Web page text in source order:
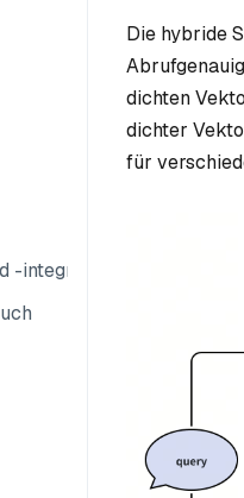
-integration
Die hybride
dichten
dichter
für